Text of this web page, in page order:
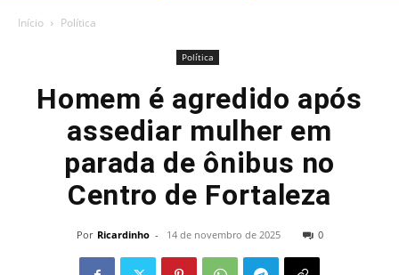
Início Política
Política
Homem é agredido após
assediar mulher em
parada de ônibus no
Centro de Fortaleza
Por Ricardinho - 14 de novembro de 2025 0